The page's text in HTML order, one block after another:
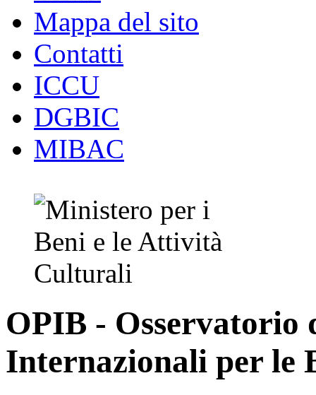
Mappa del sito
Contatti
ICCU
DGBIC
MIBAC
OPIB - Osservatorio
Internazionali per le